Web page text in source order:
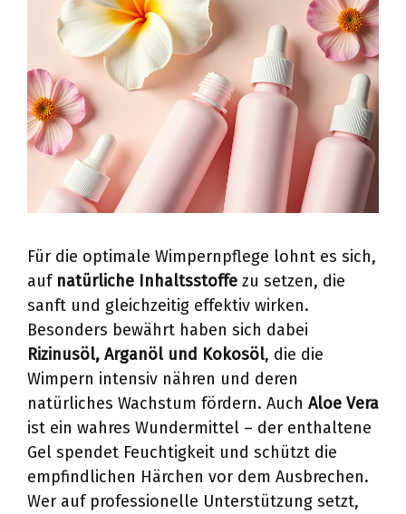
Für die optimale Wimpernpflege lohnt es sich,
auf natürliche Inhaltsstoffe zu setzen, die
sanft und gleichzeitig effektiv wirken.
Besonders bewährt haben sich dabei
Rizinusöl, Arganöl und Kokosöl, die die
Wimpern intensiv nähren und deren
natürliches Wachstum fördern. Auch Aloe Vera
ist ein wahres Wundermittel – der enthaltene
Gel spendet Feuchtigkeit und schützt die
empfindlichen Härchen vor dem Ausbrechen.
Wer auf professionelle Unterstützung setzt,